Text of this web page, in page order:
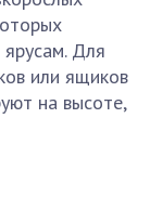
Для
или ящиков
на высоте,